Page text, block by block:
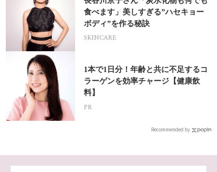
食べます」美しすぎる”ハセキョー
ボディ”を作る秘訣
SKINCARE
1本で1日分！年齢と共に不足するコ
ラーゲンを効率チャージ【健康飲
料】
PR
Recommended by